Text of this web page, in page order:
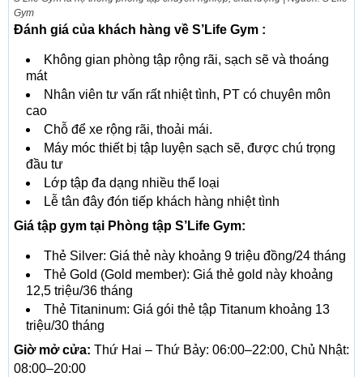
Gym
Đánh giá của khách hàng về S’Life Gym :
Không gian phòng tập rộng rãi, sạch sẽ và thoáng
mát
Nhân viên tư vấn rất nhiệt tình, PT có chuyên môn
cao
Chỗ để xe rộng rãi, thoải mái.
Máy móc thiết bị tập luyện sạch sẽ, được chú trọng
đầu tư
Lớp tập đa dạng nhiều thể loại
Lễ tân đây đón tiếp khách hàng nhiệt tình
Giá tập gym tại Phòng tập S’Life Gym:
Thẻ Silver: Giá thẻ này khoảng 9 triệu đồng/24 tháng
Thẻ Gold (Gold member): Giá thẻ gold này khoảng
12,5 triệu/36 tháng
Thẻ Titaninum: Giá gói thẻ tập Titanum khoảng 13
triệu/30 tháng
Giờ mở cửa: Thứ Hai – Thứ Bảy: 06:00–22:00, Chủ Nhật:
08:00–20:00